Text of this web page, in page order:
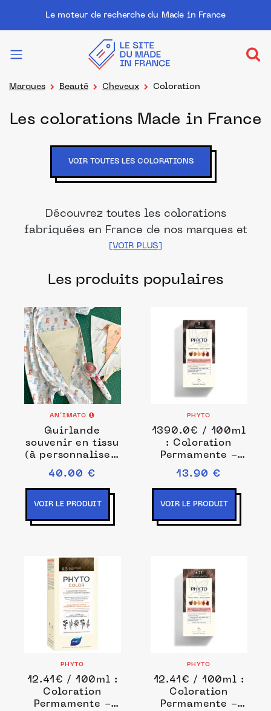
Le moteur de recherche du Made in France
Marques Beauté Cheveux Coloration
Les colorations Made in France
VOIR TOUTES LES COLORATIONS
Découvrez toutes les colorations
fabriquées en France de nos marques et
distributeurs partenaires. Des produits
français pour prendre soin de vos
Les produits populaires
AN’IMATO
Guirlande
souvenir en tissu
(à personnaliser)
- avec 3 fanions
à colorier
40.00 €
VOIR LE PRODUIT
PHYTO
1390.0€ / 100ml
: Coloration
Permamente -
pigments
végétaux
Coloration
permanente 1 ml
13.90 €
VOIR LE PRODUIT
PHYTO
12.41€ / 100ml :
Coloration
Permamente -
PHYTO
12.41€ / 100ml :
Coloration
Permamente -